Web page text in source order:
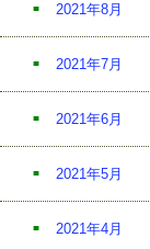
2021年8月
2021年7月
2021年6月
2021年5月
2021年4月